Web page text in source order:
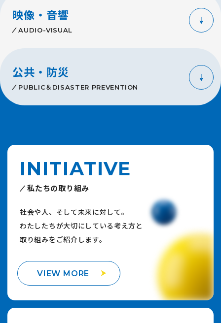
映像・音響
AUDIO-VISUAL
公共・防災
PUBLIC＆DISASTER PREVENTION
INITIATIVE
私たちの取り組み
社会や人、そして未来に対して。
わたしたちが大切にしている考え方と
取り組みをご紹介します。
VIEW MORE